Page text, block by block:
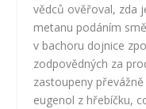
vědců ověřoval, zda
metanu podáním
v bachoru dojnice
zodpovědných za
zastoupeny
eugenol z hřebíčku,